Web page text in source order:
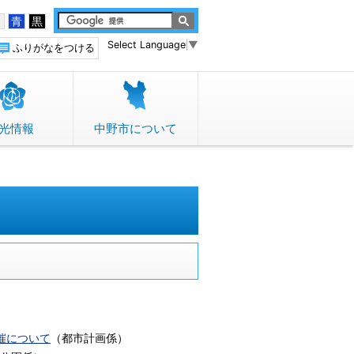
青 黒
Select Language ▼
ふりがなをつける
情報 中野市について
について （都市計画係）